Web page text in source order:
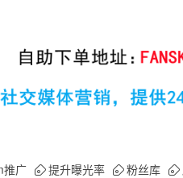
推广 提升曝光率 粉丝库